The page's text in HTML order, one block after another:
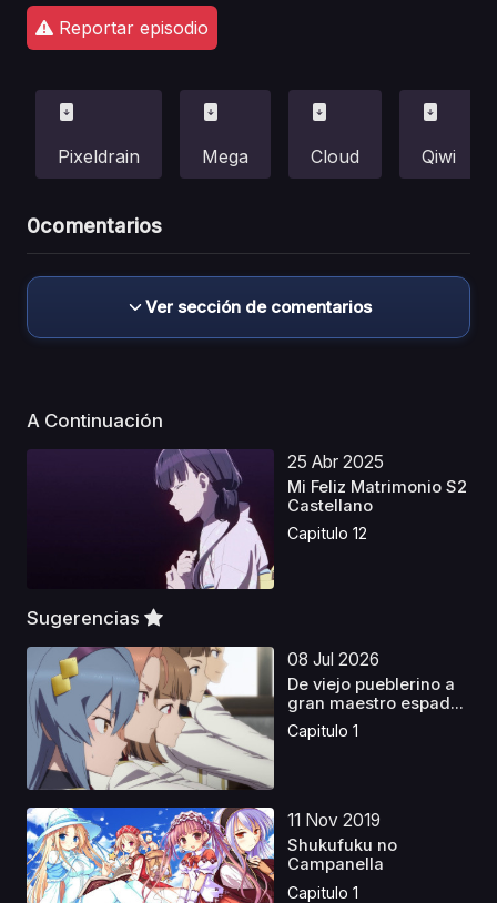
Reportar episodio
Pixeldrain Mega Cloud Qiwi
0comentarios
Ver sección de comentarios
A Continuación
25 Abr 2025
Mi Feliz Matrimonio S2
Castellano
Capitulo 12
Sugerencias
08 Jul 2026
De viejo pueblerino a
gran maestro espad...
Capitulo 1
11 Nov 2019
Shukufuku no
Campanella
Capitulo 1